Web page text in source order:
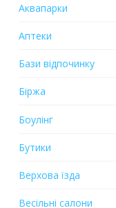
Аквапарки
Аптеки
Бази відпочинку
Біржа
Боулінг
Бутики
Верхова їзда
Весільні салони